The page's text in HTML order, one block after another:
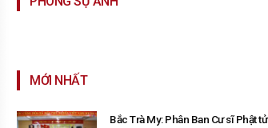
MỚI NHẤT
Bắc Trà My: Phân Ban Cư sĩ Phật tử